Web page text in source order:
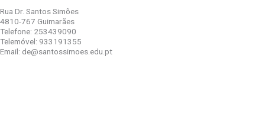
Rua Dr. Santos Simões
4810-767 Guimarães
Telefone: 253439090
Telemóvel: 933191355
Email: de@santossimoes.edu.pt